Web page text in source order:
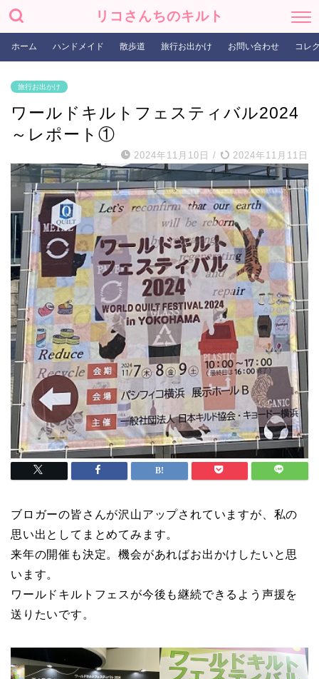
リコさんちのキルト
ホーム ハンドメイド 散歩道 旅行お出かけ お問い合わせ コレ
旅行お出かけ
ワールドキルトフェスティバル2024
～レポート①
2024年11月10日 / 2024年11月11日
ブロガーの皆さんが沢山アップされていますが、私の
思い出としてまとめてみます。
来年の開催も決定。機会があればお出かけしたいと思
います。
ワールドキルトフェスが今後も継続できるよう声援を
送りたいです。